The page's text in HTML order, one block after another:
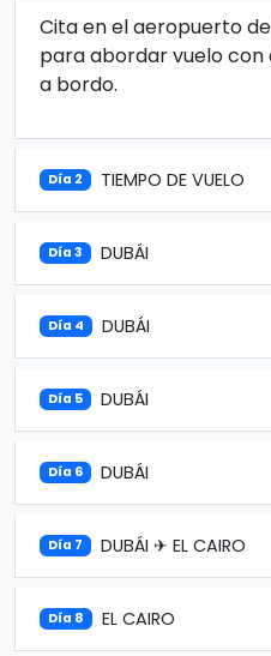
Cita en el aeropuerto
para abordar vuelo con
a bordo.
Día 2 TIEMPO DE VUELO
Día 3 DUBÁI
Día 4 DUBÁI
Día 5 DUBÁI
Día 6 DUBÁI
Día 7 DUBÁI ✈ EL CAIRO
Día 8 EL CAIRO